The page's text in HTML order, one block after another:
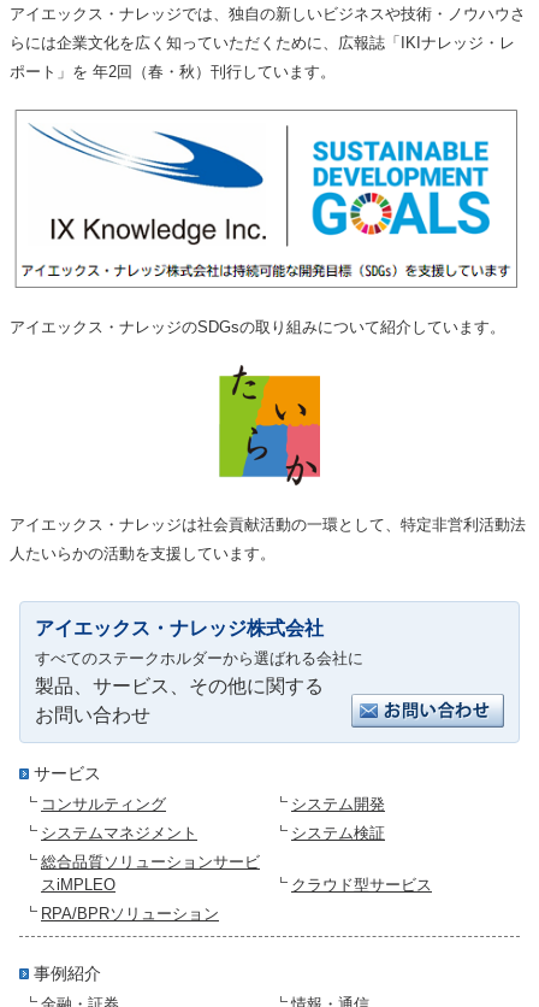
アイエックス・ナレッジでは、独自の新しいビジネスや技術・ノウハウさ
らには企業文化を広く知っていただくために、広報誌「IKIナレッジ・レ
ポート」を 年2回（春・秋）刊行しています。
アイエックス・ナレッジのSDGsの取り組みについて紹介しています。
アイエックス・ナレッジは社会貢献活動の一環として、特定非営利活動法
人たいらかの活動を支援しています。
アイエックス・ナレッジ株式会社
すべてのステークホルダーから選ばれる会社に
製品、サービス、その他に関する
お問い合わせ
サービス
コンサルティング
システム開発
システムマネジメント
システム検証
総合品質ソリューションサービ
スiMPLEO
クラウド型サービス
RPA/BPRソリューション
事例紹介